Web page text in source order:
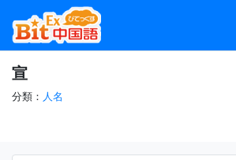
宣
分類： 人名